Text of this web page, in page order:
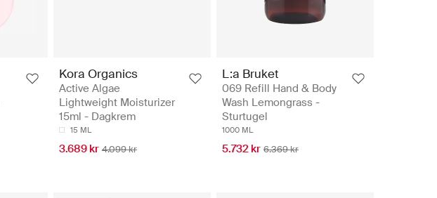
Kora Organics
Active Algae
Lightweight Moisturizer
15ml - Dagkrem
15 ML
3.689 kr 4.099 kr
L:a Bruket
069 Refill Hand & Body
Wash Lemongrass -
Sturtugel
1000 ML
5.732 kr 6.369 kr